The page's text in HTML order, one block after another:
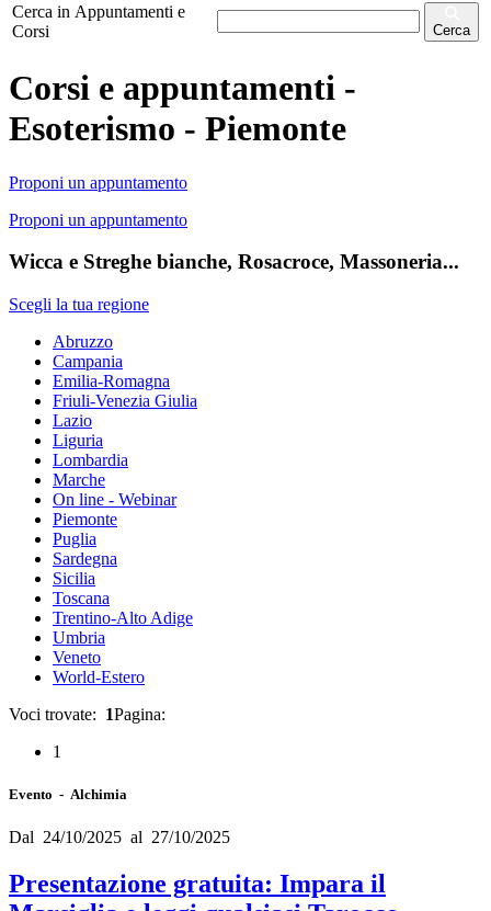
Cerca in Appuntamenti e
Corsi
Cerca
Corsi e appuntamenti -
Esoterismo - Piemonte
Proponi un appuntamento
Proponi un appuntamento
Wicca e Streghe bianche, Rosacroce, Massoneria...
Scegli la tua regione
Abruzzo
Campania
Emilia-Romagna
Friuli-Venezia Giulia
Lazio
Liguria
Lombardia
Marche
On line - Webinar
Piemonte
Puglia
Sardegna
Sicilia
Toscana
Trentino-Alto Adige
Umbria
Veneto
World-Estero
Voci trovate: 1Pagina:
1
Evento - Alchimia
Dal 24/10/2025 al 27/10/2025
Presentazione gratuita: Impara il